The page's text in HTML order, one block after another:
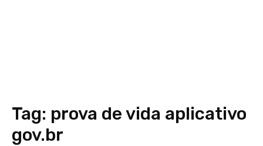
Tag: prova de vida aplicativo
gov.br